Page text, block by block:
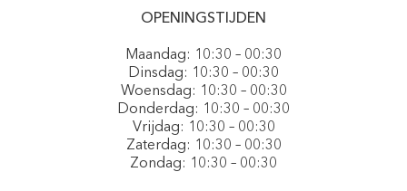
OPENINGSTIJDEN
Maandag: 10:30 – 00:30
Dinsdag: 10:30 – 00:30
Woensdag: 10:30 – 00:30
Donderdag: 10:30 – 00:30
Vrijdag: 10:30 – 00:30
Zaterdag: 10:30 – 00:30
Zondag: 10:30 – 00:30